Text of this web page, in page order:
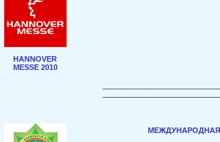
HANNOVER
MESSE 2010